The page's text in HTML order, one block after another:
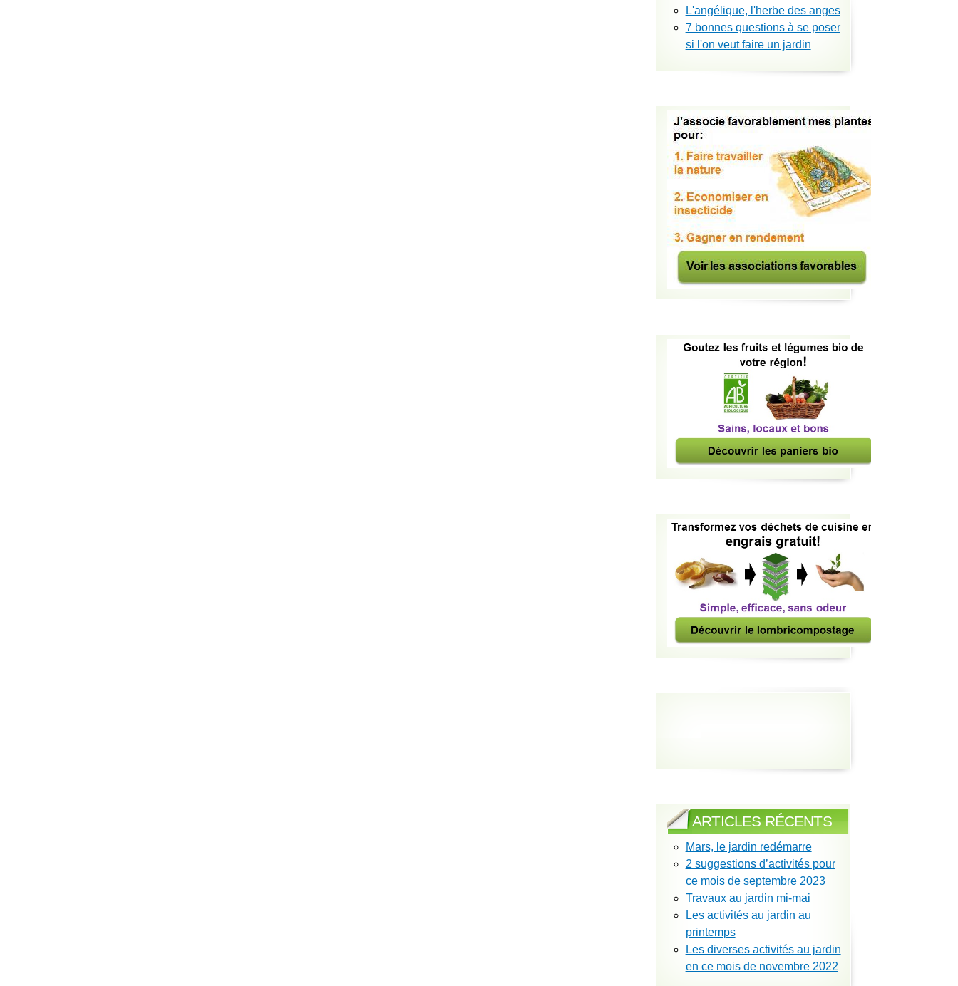
L'angélique, l'herbe des anges
7 bonnes questions à se poser
si l'on veut faire un jardin
ARTICLES RÉCENTS
Mars, le jardin redémarre
2 suggestions d’activités pour
ce mois de septembre 2023
Travaux au jardin mi-mai
Les activités au jardin au
printemps
Les diverses activités au jardin
en ce mois de novembre 2022